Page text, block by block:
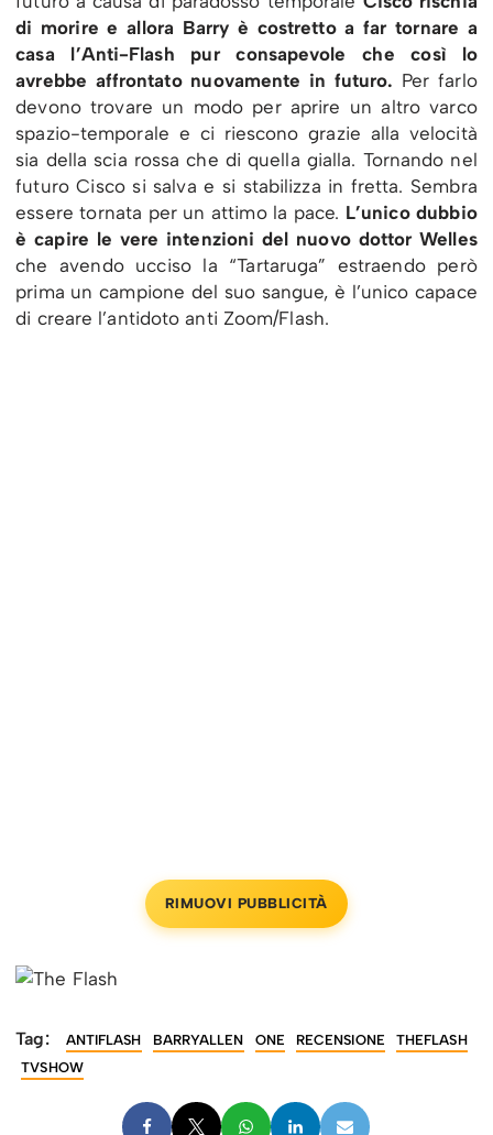
di morire e allora Barry è costretto a far tornare a
casa l’Anti-Flash pur consapevole che così lo
avrebbe affrontato nuovamente in futuro. Per farlo
devono trovare un modo per aprire un altro varco
spazio-temporale e ci riescono grazie alla velocità
sia della scia rossa che di quella gialla. Tornando nel
futuro Cisco si salva e si stabilizza in fretta. Sembra
essere tornata per un attimo la pace. L’unico dubbio
è capire le vere intenzioni del nuovo dottor Welles
che avendo ucciso la “Tartaruga” estraendo però
prima un campione del suo sangue, è l’unico capace
di creare l’antidoto anti Zoom/Flash.
RIMUOVI PUBBLICITÀ
Tag: ANTIFLASH BARRYALLEN ONE RECENSIONE
THEFLASH
TVSHOW